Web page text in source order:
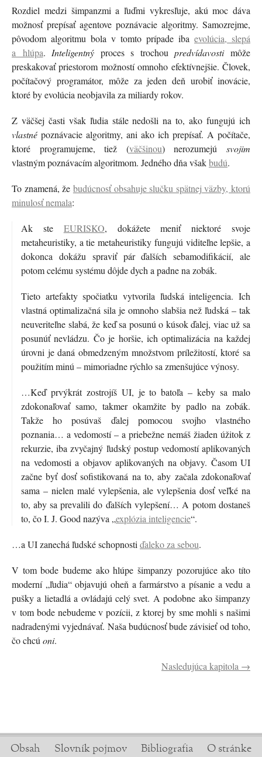
Rozdiel medzi šimpanzmi a ľuďmi vykresľuje, akú moc dáva
možnosť prepísať agentove poznávacie algoritmy. Samozrejme,
pôvodom algoritmu bola v tomto prípade iba evolúcia, slepá
a hlúpa. Inteligentný proces s trochoupredvídavostimôže
preskakovať priestorom možností omnoho efektívnejšie. Človek,
počítačový programátor, môže za jeden deň urobiť inovácie,
ktoré by evolúcia neobjavila za miliardy rokov.
Z väčšej časti však ľudia stále nedošli na to, ako fungujú ich
vlastné poznávacie algoritmy, ani ako ich prepísať. A počítače,
ktoré programujeme, tiež (väčšinou) nerozumejúsvojim
vlastným poznávacím algoritmom. Jedného dňa všakbudú.
To znamená, že budúcnosť obsahuje slučku spätnej väzby, ktorú
minulosť nemala:
Ak ste EURISKO, dokážete meniť niektoré svoje
metaheuristiky, a tie metaheuristiky fungujú viditeľne lepšie, a
dokonca dokážu spraviť pár ďalších sebamodifikácií, ale
potom celému systému dôjde dych a padne na zobák.
Tieto artefakty spočiatku vytvorila ľudská inteligencia. Ich
vlastná optimalizačná sila je omnoho slabšia než ľudská – tak
neuveriteľne slabá, že keď sa posunú o kúsok ďalej, viac už sa
posunúť nevládzu. Čo je horšie, ich optimalizácia na každej
úrovni je daná obmedzeným množstvom príležitostí, ktoré sa
použitím minú – mimoriadne rýchlo sa zmenšujúce výnosy.
…Keď prvýkrát zostrojíš UI, je to batoľa – keby sa malo
zdokonaľovať samo, takmer okamžite by padlo na zobák.
Takže ho posúvaš ďalej pomocou svojho vlastného
poznania… a vedomostí – a priebežne nemáš žiaden úžitok z
rekurzie, iba zvyčajný ľudský postup vedomostí aplikovaných
na vedomosti a objavov aplikovaných na objavy. Časom UI
začne byť dosť sofistikovaná na to, aby začala zdokonaľovať
sama – nielen malé vylepšenia, ale vylepšenia dosť veľké na
to, aby sa prevalili do ďalších vylepšení… A potom dostaneš
to, čo I. J. Good nazýva „explózia inteligencie“.
…a UI zanechá ľudské schopnosti ďaleko za sebou.
V tom bode budeme ako hlúpe šimpanzy pozorujúce ako títo
moderní „ľudia“ objavujú oheň a farmárstvo a písanie a vedu a
pušky a lietadlá a ovládajú celý svet. A podobne ako šimpanzy
v tom bode nebudeme v pozícii, z ktorej by sme mohli s našimi
nadradenými vyjednávať. Naša budúcnosť bude závisieť od toho,
čo chcú oni.
Nasledujúca kapitola →
Obsah Slovník pojmov Bibliografia
O stránke